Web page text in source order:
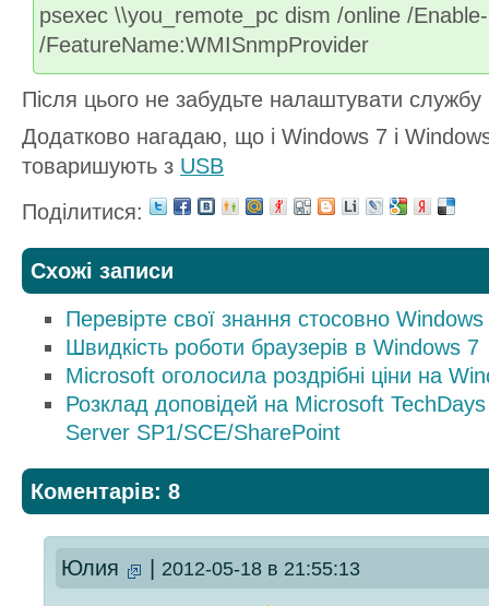
psexec \\you_remote_pc dism /online /
/FeatureName:WMISnmpProvider
Після цього не забудьте налаштувати
Додатково нагадаю, що і Windows 7 і
товаришують з USB
Поділитися:
Схожі записи
Перевірте свої знання стосовно
Швидкість роботи браузерів в Windows 7
Microsoft оголосила роздрібні ціни на
Розклад доповідей на Microsoft
Server SP1/SCE/SharePoint
Коментарів: 8
Юлия 2012-05-18 в 21:55:13